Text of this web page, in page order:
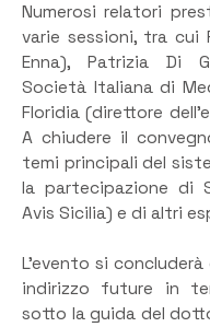
Numerosi relatori
varie sessioni, tra cui
Enna), Patrizia Di
Società Italiana di
Floridia (direttore
A chiudere il
temi principali del
la partecipazione di
Avis Sicilia) e di altri
L’evento si
indirizzo future in
sotto la guida del